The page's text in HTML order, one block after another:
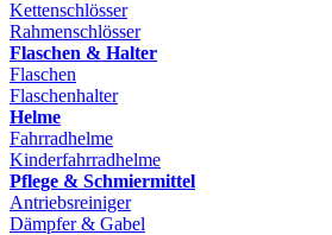
Kettenschlösser
Rahmenschlösser
Flaschen & Halter
Flaschen
Flaschenhalter
Helme
Fahrradhelme
Kinderfahrradhelme
Pflege & Schmiermittel
Antriebsreiniger
Dämpfer & Gabel